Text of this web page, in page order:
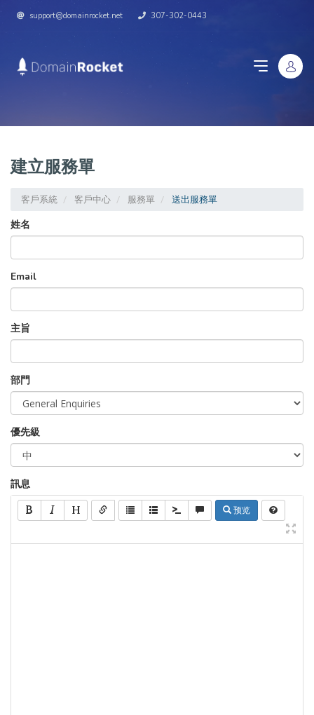
support@domainrocket.net 307-302-0443
建立服務單
客戶系統 客戶中心 服務單
送出服務單
姓名
Email
主旨
部門
優先級
訊息
预览